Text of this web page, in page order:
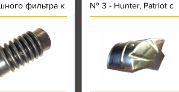
фильтра к
№ 3 - Hunter, Patriot с
инжекторным